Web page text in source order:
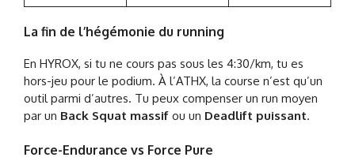
La fin de l’hégémonie du running
En HYROX, si tu ne cours pas sous les 4:30/km, tu es
hors-jeu pour le podium. À l’ATHX, la course n’est qu’un
outil parmi d’autres. Tu peux compenser un run moyen
par un Back Squat massif ou un Deadlift puissant.
Force-Endurance vs Force Pure